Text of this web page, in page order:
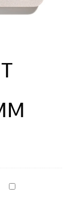
OPilki
Jednorázový